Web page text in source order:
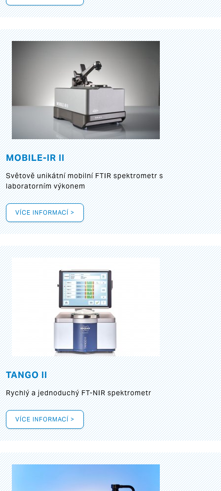
MOBILE-IR II
Světově unikátní mobilní FTIR spektrometr s
laboratorním výkonem
VÍCE INFORMACÍ >
TANGO II
Rychlý a jednoduchý FT-NIR spektrometr
VÍCE INFORMACÍ >